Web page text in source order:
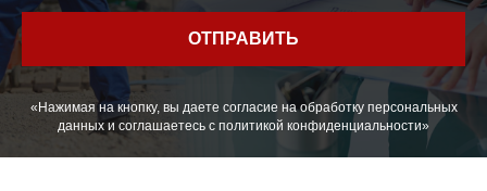
ОТПРАВИТЬ
«Нажимая на кнопку, вы даете согласие на обработку персональных
данных и соглашаетесь c политикой конфиденциальности»